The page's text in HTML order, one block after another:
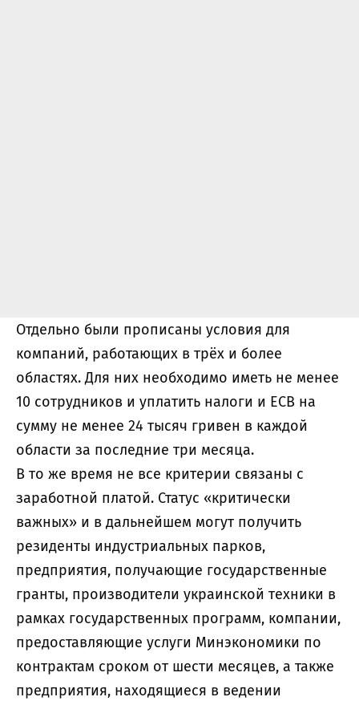
Отдельно были прописаны условия для
компаний, работающих в трёх и более
областях. Для них необходимо иметь не менее
10 сотрудников и уплатить налоги и ЕСВ на
сумму не менее 24 тысяч гривен в каждой
области за последние три месяца.
В то же время не все критерии связаны с
заработной платой. Статус «критически
важных» и в дальнейшем могут получить
резиденты индустриальных парков,
предприятия, получающие государственные
гранты, производители украинской техники в
рамках государственных программ, компании,
предоставляющие услуги Минэкономики по
контрактам сроком от шести месяцев, а также
предприятия, находящиеся в ведении